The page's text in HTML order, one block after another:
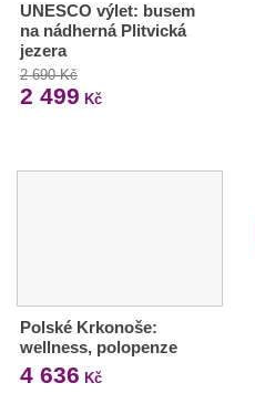
UNESCO výlet: busem
na nádherná Plitvická
jezera
2 690 Kč
2 499 Kč
Polské Krkonoše:
wellness, polopenze
4 636 Kč